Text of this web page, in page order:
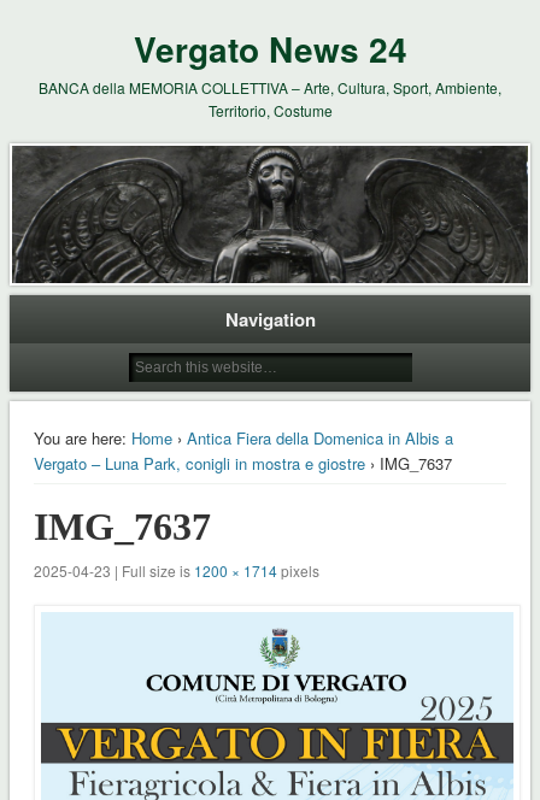
Vergato News 24
BANCA della MEMORIA COLLETTIVA – Arte, Cultura, Sport, Ambiente,
Territorio, Costume
Navigation
You are here: Home› Antica Fiera della Domenica in Albis a
Vergato – Luna Park, conigli in mostra e giostre› IMG_7637
IMG_7637
2025-04-23 | Full size is 1200 × 1714pixels